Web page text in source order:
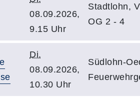
08.09.2026,
9.15 Uhr
Stadtlohn,
OG 2 - 4
Di.
08.09.2026,
10.30 Uhr
Südlohn-